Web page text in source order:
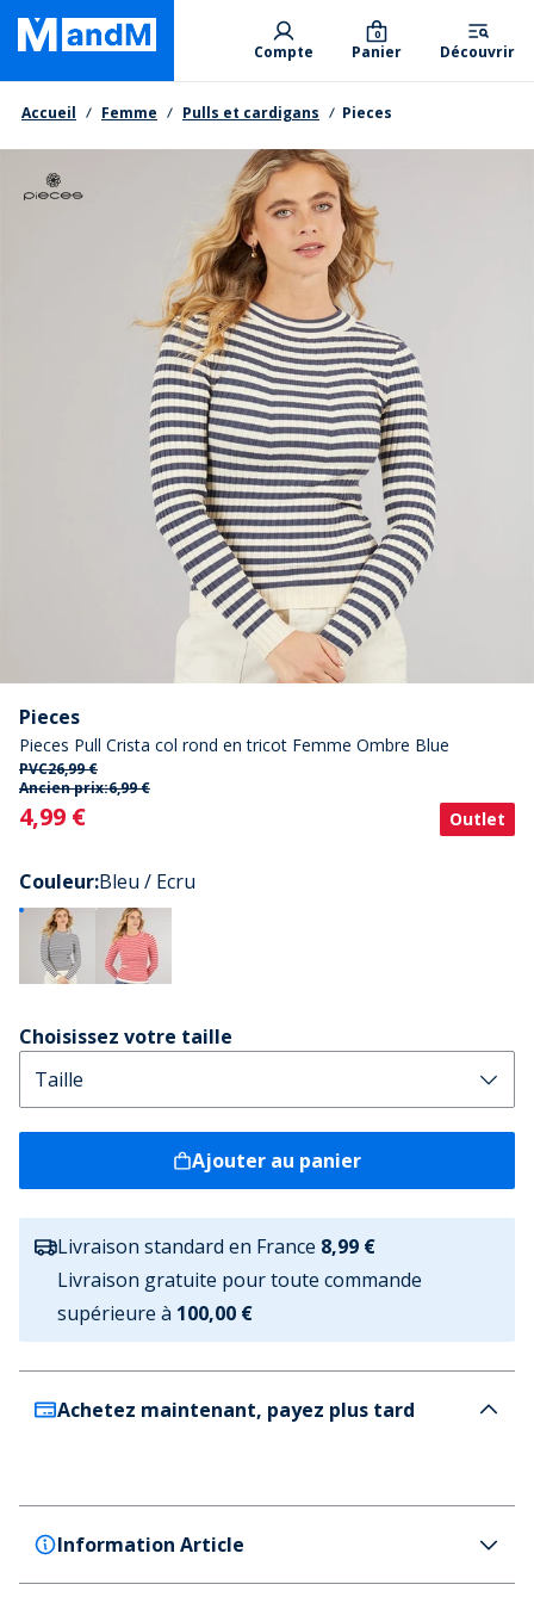
Skip
main
content
Primary departments
Compte Panier
0
Découvrir
Fil d'Ariane
Accueil Femme Pulls et cardigans Pieces
Pieces
Pieces Pull Crista col rond en tricot Femme Ombre Blue
PVC26,99 €
Ancien prix:6,99 €
Current
4,99 € Outlet
Couleur:Bleu / Ecru
Choisissez votre taille
Ajouter au panier
Livraison standard en France 8,99 €
Livraison gratuite pour toute commande
supérieure à 100,00 €
Achetez maintenant, payez plus tard
Information Article